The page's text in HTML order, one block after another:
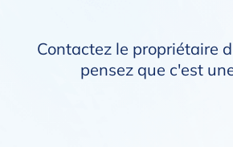
Contactez le propriétaire
pensez que c'est